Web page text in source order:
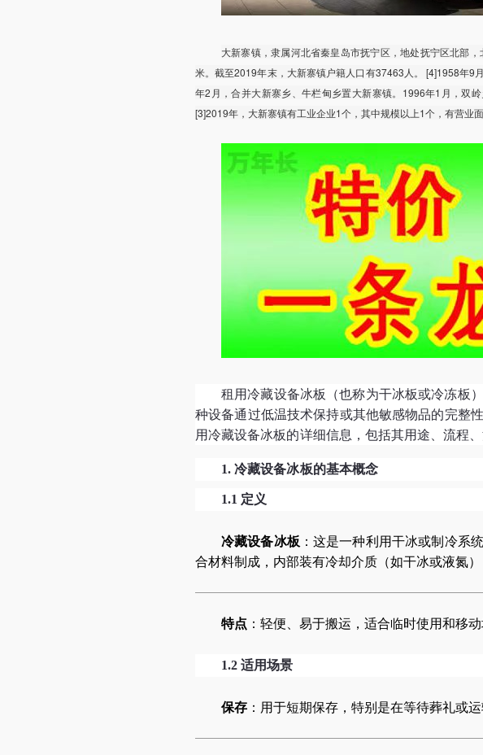
大新寨镇，隶属河北省秦皇岛市抚宁区，地处抚宁区北部
米。截至2019年末，大新寨镇户籍人口有37463人。 [4]1958年
年2月，合并大新寨乡、牛栏甸乡置大新寨镇。1996年1月，双
[3]2019年，大新寨镇有工业企业1个，其中规模以上1个，有营业
租用冷藏设备冰板（也称为干冰板或冷冻板
种设备通过低温技术保持或其他敏感物品的完整
用冷藏设备冰板的详细信息，包括其用途、流程
1.冷藏设备冰板的基本概念
1.1 定义
冷藏设备冰板 ：这是一种利用干冰或制冷系
合材料制成，内部装有冷却介质（如干冰或液氮
特点 ：轻便、易于搬运，适合临时使用和移动
1.2适用场景
保存 ：用于短期保存，特别是在等待葬礼或运